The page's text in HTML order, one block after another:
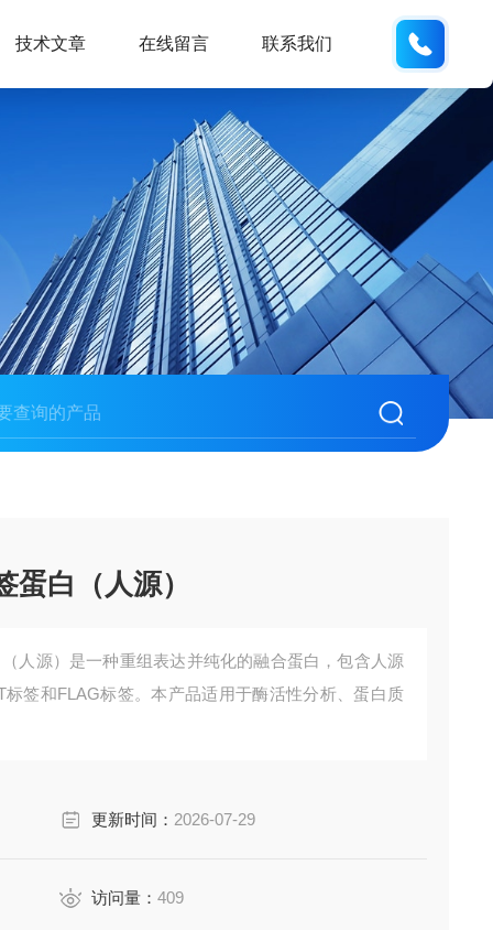
技术文章 在线留言 联系我们
白（人源）
人源）是一种重组表达并纯化的融合蛋白，包含人源
签和FLAG标签。本产品适用于酶活性分析、蛋白质
更新时间： 2026-07-29
访问量： 409